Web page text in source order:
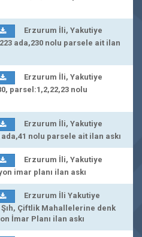
Erzurum İli, Yakutiye
ada,230 nolu parsele ait ilan
Erzurum İli, Yakutiye
parsel:1,2,22,23 nolu
Erzurum İli, Yakutiye
nolu parsele ait ilan askı
Erzurum İli, Yakutiye
imar planı ilan askı
Erzurum İli Yakutiye
Çiftlik Mahallelerine denk
İmar Planı ilan askı